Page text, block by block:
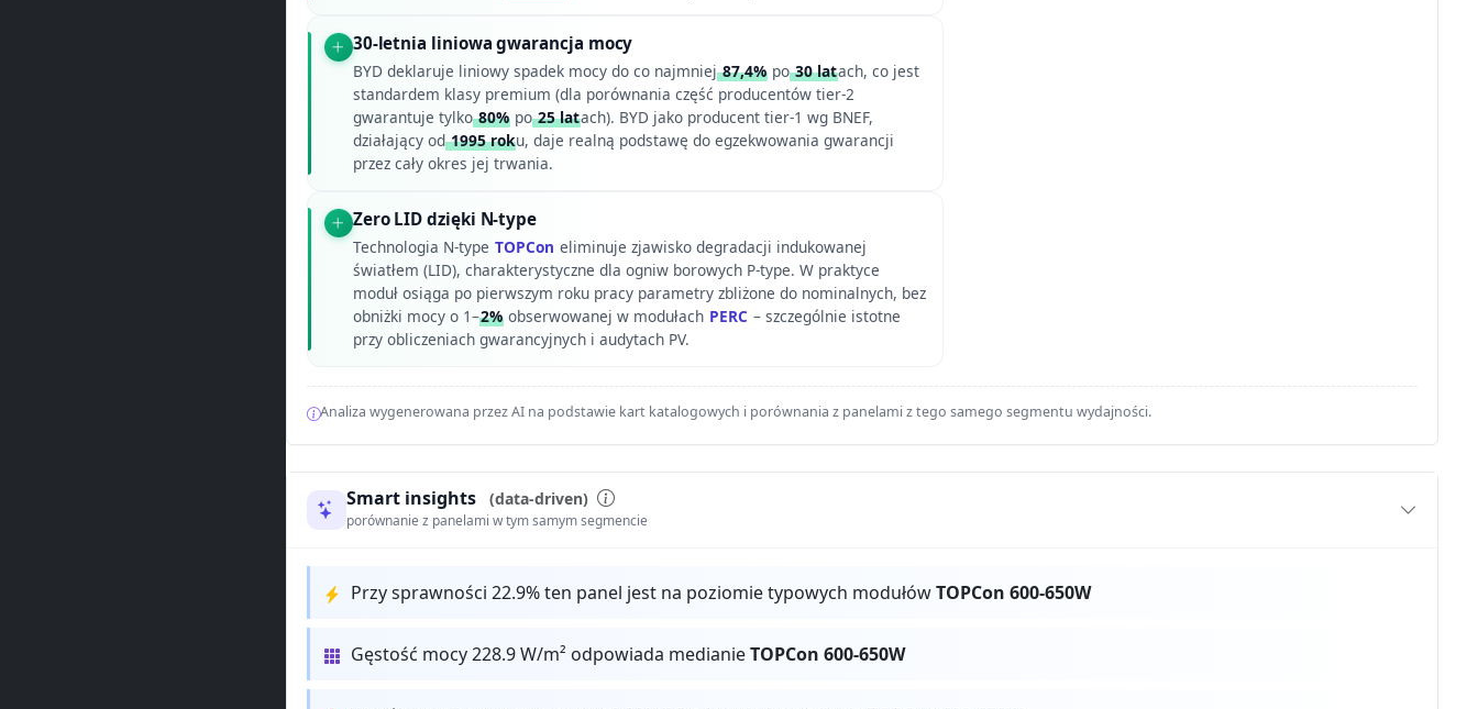
30-letnia liniowa gwarancja mocy
BYD deklaruje liniowy spadek mocy do co najmniej87,4%po30 latach, co jest
standardem klasy premium (dla porównania część producentów tier-2
gwarantuje tylko80%po25 latach). BYD jako producent tier-1 wg BNEF,
działający od1995 roku, daje realną podstawę do egzekwowania gwarancji
przez cały okres jej trwania.
Zero LID dzięki N-type
Technologia N-type TOPCon eliminuje zjawisko degradacji indukowanej
światłem (LID), charakterystyczne dla ogniw borowych P-type. W praktyce
moduł osiąga po pierwszym roku pracy parametry zbliżone do nominalnych, bez
obniżki mocy o 1–2%obserwowanej w modułach PERC – szczególnie istotne
przy obliczeniach gwarancyjnych i audytach PV.
Analiza wygenerowana przez AI na podstawie kart katalogowych i porównania z panelami z tego samego segmentu wydajności.
Smart insights (data-driven)
porównanie z panelami w tym samym segmencie
Przy sprawności 22.9% ten panel jest na poziomie typowych modułówTOPCon 600-650W
Gęstość mocy 228.9 W/m² odpowiada medianieTOPCon 600-650W